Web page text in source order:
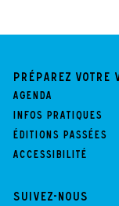
Préparez votre
Agenda
Infos pratiques
Éditions passées
Accessibilité
Suivez-nous